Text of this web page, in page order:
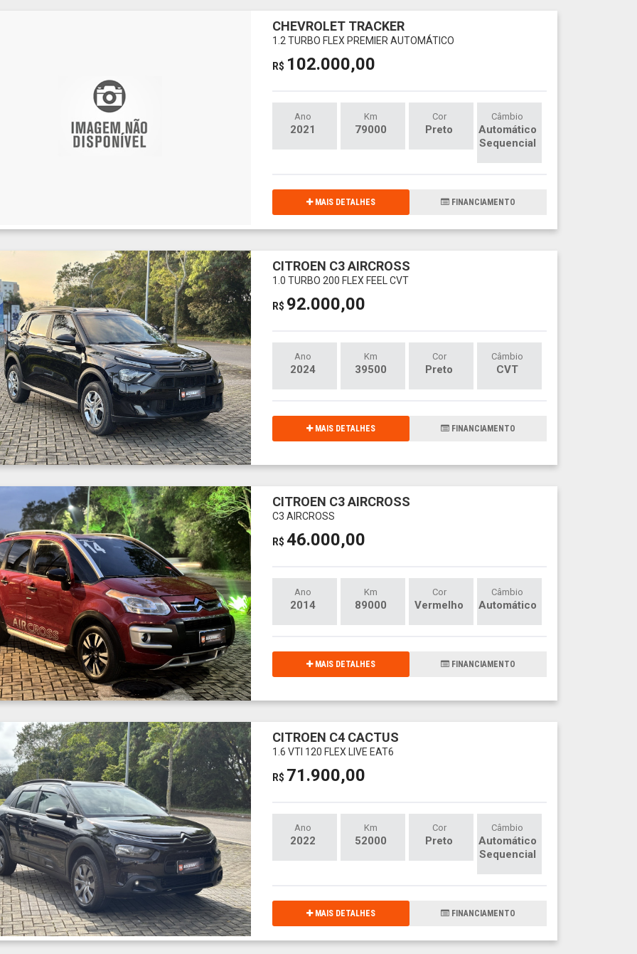
CHEVROLET TRACKER
1.2 TURBO FLEX PREMIER AUTOMÁTICO
R$ 102.000,00
Ano
2021
Km
79000
Cor
Preto
Câmbio
Automático
Sequencial
MAIS DETALHES FINANCIAMENTO
CITROEN C3 AIRCROSS
1.0 TURBO 200 FLEX FEEL CVT
R$ 92.000,00
Ano
2024
Km
39500
Cor
Preto
Câmbio
CVT
MAIS DETALHES FINANCIAMENTO
CITROEN C3 AIRCROSS
C3 AIRCROSS
R$ 46.000,00
Ano
2014
Km
89000
Cor
Vermelho
Câmbio
Automático
MAIS DETALHES FINANCIAMENTO
CITROEN C4 CACTUS
1.6 VTI 120 FLEX LIVE EAT6
R$ 71.900,00
Ano
2022
Km
52000
Cor
Preto
Câmbio
Automático
Sequencial
MAIS DETALHES FINANCIAMENTO